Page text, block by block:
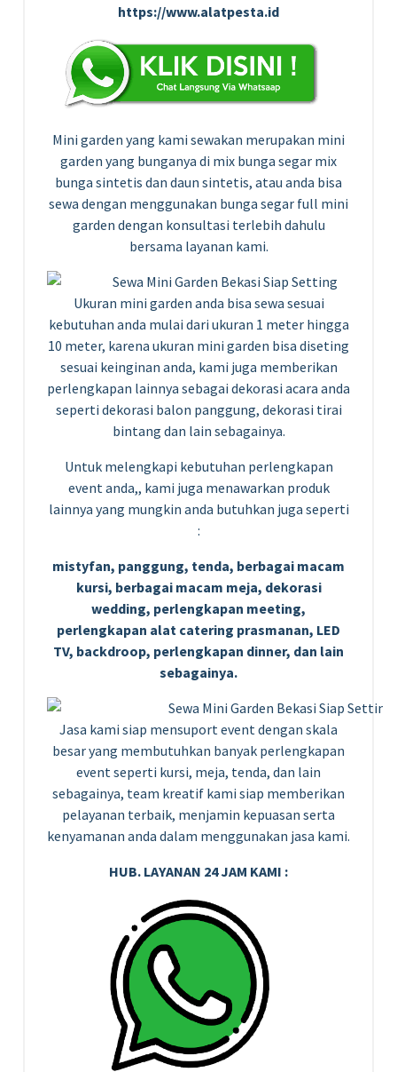
https://www.alatpesta.id
Mini garden yang kami sewakan merupakan mini
garden yang bunganya di mix bunga segar mix
bunga sintetis dan daun sintetis, atau anda bisa
sewa dengan menggunakan bunga segar full mini
garden dengan konsultasi terlebih dahulu
bersama layanan kami.
Ukuran mini garden anda bisa sewa sesuai
kebutuhan anda mulai dari ukuran 1 meter hingga
10 meter, karena ukuran mini garden bisa diseting
sesuai keinginan anda, kami juga memberikan
perlengkapan lainnya sebagai dekorasi acara anda
seperti dekorasi balon panggung, dekorasi tirai
bintang dan lain sebagainya.
Untuk melengkapi kebutuhan perlengkapan
event anda,, kami juga menawarkan produk
lainnya yang mungkin anda butuhkan juga seperti
:
mistyfan, panggung, tenda, berbagai macam
kursi, berbagai macam meja, dekorasi
wedding, perlengkapan meeting,
perlengkapan alat catering prasmanan, LED
TV, backdroop, perlengkapan dinner, dan lain
sebagainya.
Jasa kami siap mensuport event dengan skala
besar yang membutuhkan banyak perlengkapan
event seperti kursi, meja, tenda, dan lain
sebagainya, team kreatif kami siap memberikan
pelayanan terbaik, menjamin kepuasan serta
kenyamanan anda dalam menggunakan jasa kami.
HUB. LAYANAN 24 JAM KAMI :